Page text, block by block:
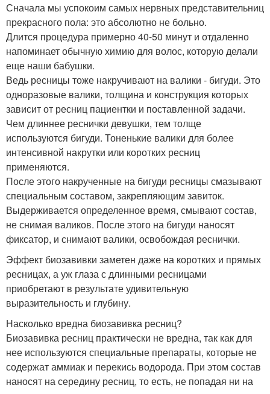
Сначала мы успокоим самых нервных представительниц
прекрасного пола: это абсолютно не больно.
Длится процедура примерно 40-50 минут и отдаленно
напоминает обычную химию для волос, которую делали
еще наши бабушки.
Ведь ресницы тоже накручивают на валики - бигуди. Это
одноразовые валики, толщина и конструкция которых
зависит от ресниц пациентки и поставленной задачи.
Чем длиннее реснички девушки, тем толще
используются бигуди. Тоненькие валики для более
интенсивной накрутки или коротких ресниц
применяются.
После этого накрученные на бигуди ресницы смазывают
специальным составом, закрепляющим завиток.
Выдерживается определенное время, смывают состав,
не снимая валиков. После этого на бигуди наносят
фиксатор, и снимают валики, освобождая реснички.
Эффект биозавивки заметен даже на коротких и прямых
ресницах, а уж глаза с длинными ресницами
приобретают в результате удивительную
выразительность и глубину.
Насколько вредна биозавивка ресниц?
Биозавивка ресниц практически не вредна, так как для
нее используются специальные препараты, которые не
содержат аммиак и перекись водорода. При этом состав
наносят на середину ресниц, то есть, не попадая ни на